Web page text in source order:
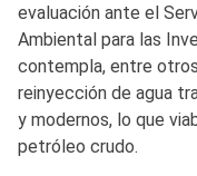
evaluación ante el
Ambiental para las
contempla, entre
reinyección de agua
y modernos, lo que
petróleo crudo.